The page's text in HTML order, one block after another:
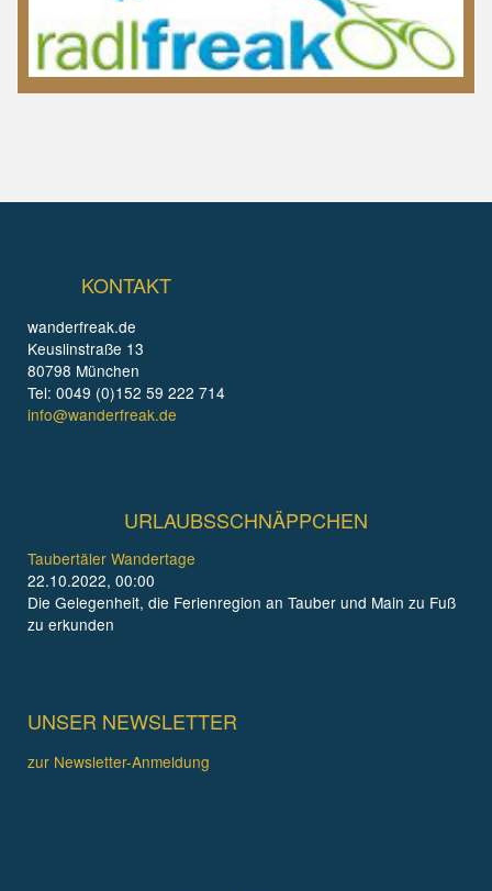
KONTAKT
wanderfreak.de
Keuslinstraße 13
80798 München
Tel: 0049 (0)152 59 222 714
info@wanderfreak.de
URLAUBSSCHNÄPPCHEN
Taubertäler Wandertage
22.10.2022, 00:00
Die Gelegenheit, die Ferienregion an Tauber und Main zu Fuß
zu erkunden
UNSER NEWSLETTER
zur Newsletter-Anmeldung